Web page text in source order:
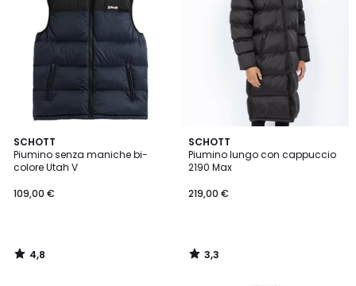
SCHOTT
Piumino senza maniche bi-
colore Utah V
109,00 €
4,8
/ 5
4,8
/
SCHOTT
Piumino lungo con cappuccio
2190 Max
219,00 €
3,3
/ 5
3,3
/